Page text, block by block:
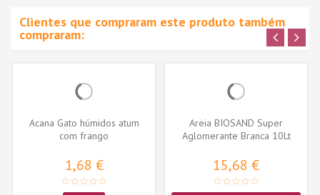
Clientes que compraram este produto também
compraram:
Acana Gato húmidos atum
com frango
1,68 €
Areia BIOSAND Super
Aglomerante Branca 10Lt
15,68 €